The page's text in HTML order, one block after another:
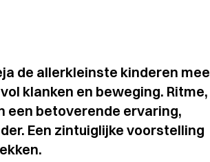
de allerkleinste kinderen mee
klanken en beweging. Ritme,
een betoverende ervaring,
Een zintuiglijke voorstelling